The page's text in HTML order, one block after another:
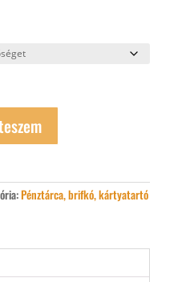
Pénztárca, brifkó, kártyatartó